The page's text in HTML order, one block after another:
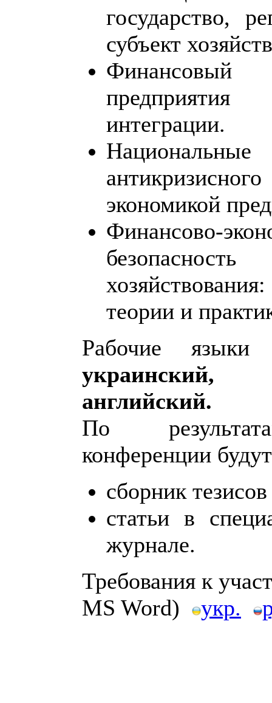
государство,
субъект
интеграции.
экономикой
Финансово-
теории и
Рабочие языки
украинский,
английский.
По
конференции
сборник
статьи в
журнале.
Требования к
MS Word)
укр.